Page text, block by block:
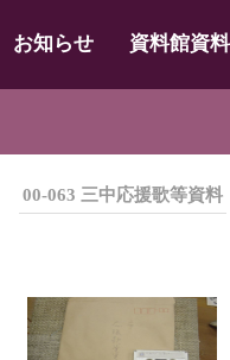
お知らせ 資料館資
00-063 三中応援歌等資料